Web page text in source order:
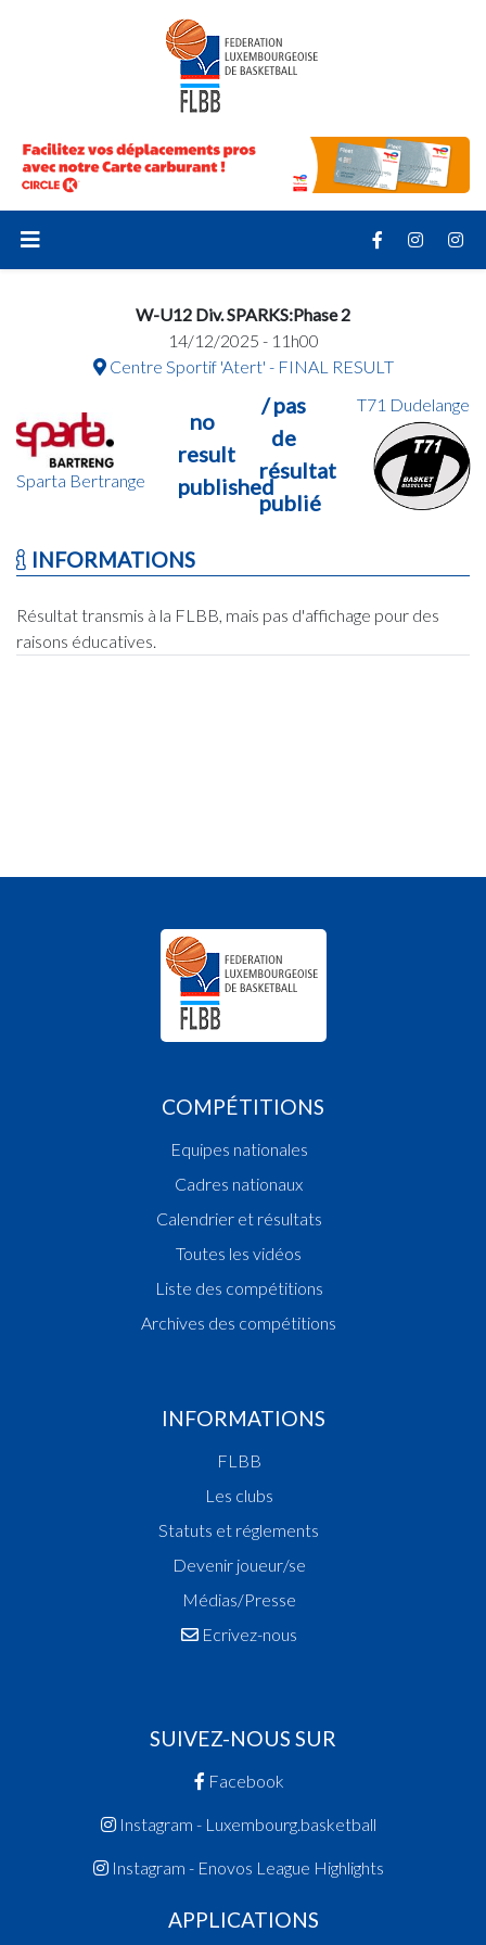
W-U12 Div. SPARKS:Phase 2
14/12/2025 - 11h00
Centre Sportif 'Atert' - FINAL RESULT
Sparta Bertrange
no
result
published
/ pas
de
résultat
publié
T71 Dudelange
INFORMATIONS
Résultat transmis à la FLBB, mais pas d'affichage pour des
raisons éducatives.
COMPÉTITIONS
Equipes nationales
Cadres nationaux
Calendrier et résultats
Toutes les vidéos
Liste des compétitions
Archives des compétitions
INFORMATIONS
FLBB
Les clubs
Statuts et réglements
Devenir joueur/se
Médias/Presse
Ecrivez-nous
SUIVEZ-NOUS SUR
Facebook
Instagram - Luxembourg.basketball
Instagram - Enovos League Highlights
APPLICATIONS